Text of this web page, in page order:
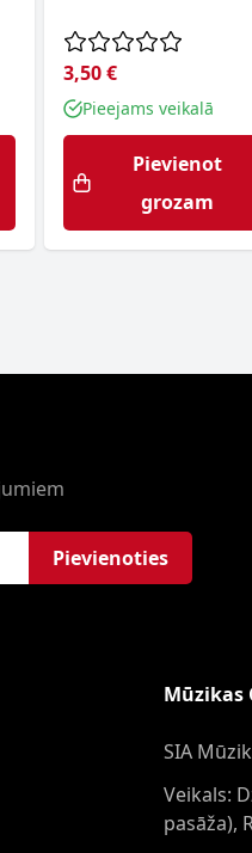
3,50 €
Pieejams veikalā
Pievienot
grozam
Pievienoties
Mūzikas
SIA
Veikals:
pasāža),